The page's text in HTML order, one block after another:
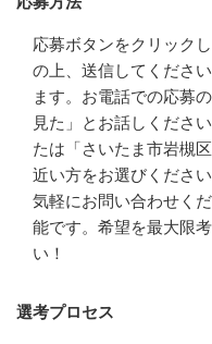
応募ボタンをクリック
の上、送信してくださ
ます。お電話での応募
見た」とお話しくださ
たは「さいたま市岩槻
近い方をお選びくださ
気軽にお問い合わせく
能です。希望を最大限
い！
選考プロセス